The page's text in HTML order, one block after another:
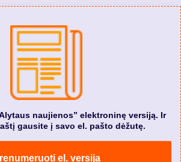
naujienos” elektroninę versiją. Ir
gausite į savo el. pašto dėžutę.
el. versiją